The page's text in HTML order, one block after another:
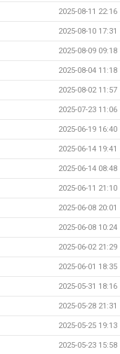
2025-08-11 22:16
2025-08-10 17:31
2025-08-09 09:18
2025-08-04 11:18
2025-08-02 11:57
2025-07-23 11:06
2025-06-19 16:40
2025-06-14 19:41
2025-06-14 08:48
2025-06-11 21:10
2025-06-08 20:01
2025-06-08 10:24
2025-06-02 21:29
2025-06-01 18:35
2025-05-31 18:16
2025-05-28 21:31
2025-05-25 19:13
2025-05-23 15:58